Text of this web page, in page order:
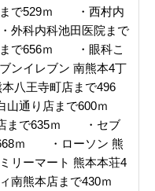
で529ｍ ・西村内
科内科池田医院まで
で656ｍ ・眼科こ
イレブン 南熊本4丁
八王寺町店まで496
通り店まで600ｍ
店まで635ｍ ・セブ
668ｍ ・ローソン 熊
ーマート 熊本本荘4
南熊本店まで430ｍ